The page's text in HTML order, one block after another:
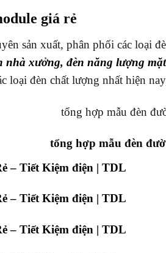
giá rẻ
sản xuất, phân phối các loại
nhà xưởng, đèn năng lượng
loại đèn chất lượng nhất hiện
tổng hợp mẫu đèn
– Tiết Kiệm điện | TDL
– Tiết Kiệm điện | TDL
– Tiết Kiệm điện | TDL